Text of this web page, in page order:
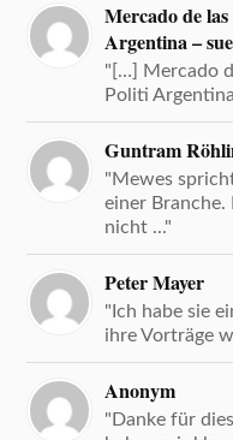
Mercado de
Argentina –
"[…] Mercado
Politi
Guntram
"Mewes
einer
nicht ..."
Peter Mayer
"Ich habe sie
ihre Vorträge
Anonym
"Danke für